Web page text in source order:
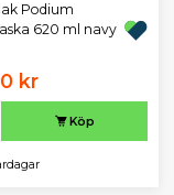
Podium
620 ml navy
kr
Köp